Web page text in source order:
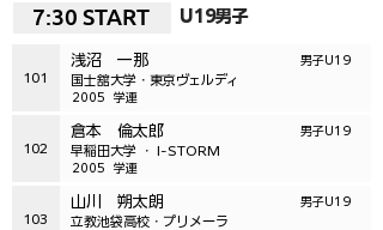
7:30 START U19男子
101
浅沼 一那
国士舘大学・東京ヴェルディ
男子U19
学連
2005
102
倉本 倫太郎
早稲田大学 ・ I-STORM
男子U19
学連
2005
103
山川 朔太朗
立教池袋高校・プリメーラ
男子U19